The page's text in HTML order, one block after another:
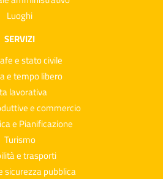
Luoghi
SERVIZI
e stato civile
e tempo libero
lavorativa
e commercio
e Pianificazione
Turismo
e trasporti
sicurezza pubblica